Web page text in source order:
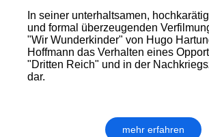
In seiner unterhaltsamen,
und formal überzeugenden
"Wir Wunderkinder" von Hugo
Hoffmann das Verhalten eines
"Dritten Reich" und in der
dar.
mehr erfahren